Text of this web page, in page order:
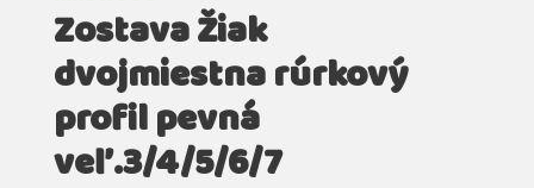
Zostava Žiak
dvojmiestna rúrkový
profil pevná
veľ.3/4/5/6/7